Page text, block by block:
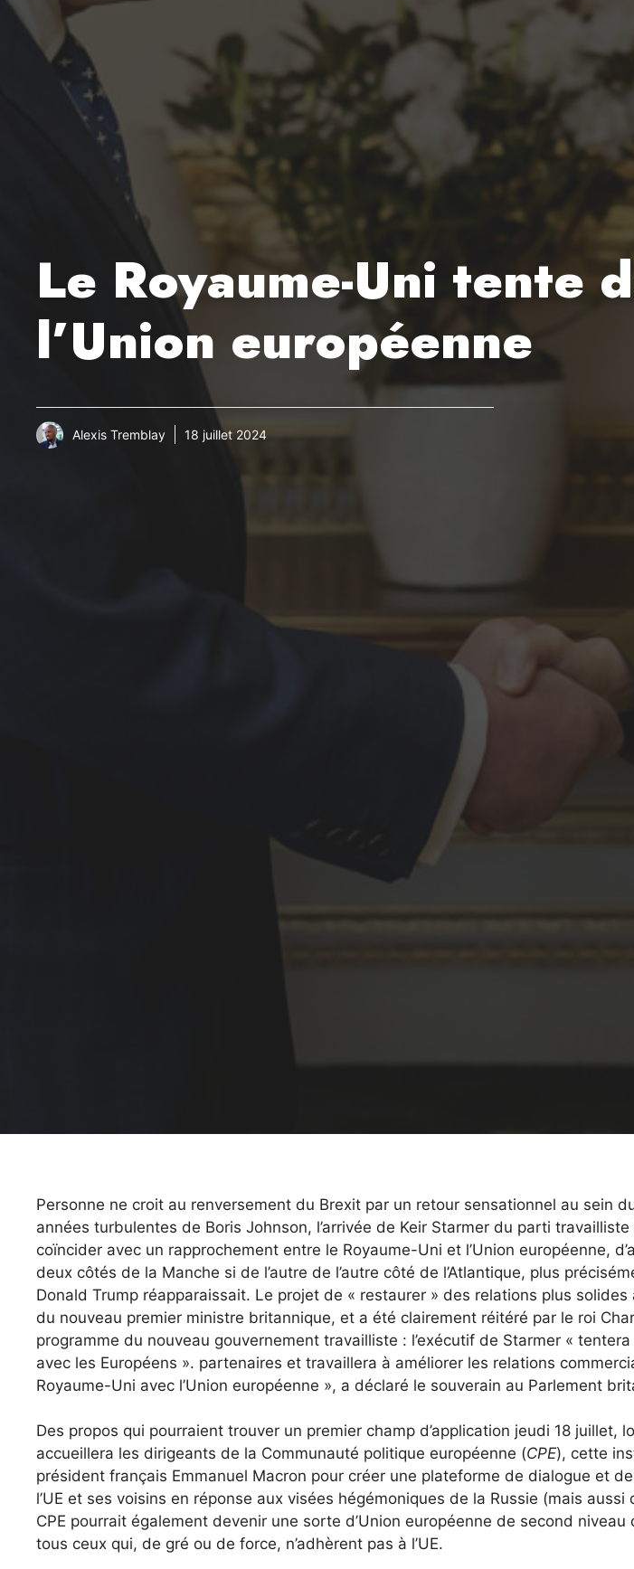
Le Royaume-Uni tente
l’Union européenne
Alexis Tremblay 18 juillet 2024
Personne ne croit au renversement du Brexit par un retour sensationnel au sein
années turbulentes de Boris Johnson, l’arrivée de Keir Starmer du parti
coïncider avec un rapprochement entre le Royaume-Uni et l’Union européenne,
deux côtés de la Manche si de l’autre de l’autre côté de l’Atlantique, plus
Donald Trump réapparaissait. Le projet de « restaurer » des relations plus solides
du nouveau premier ministre britannique, et a été clairement réitéré par le roi
programme du nouveau gouvernement travailliste : l’exécutif de Starmer «
avec les Européens ». partenaires et travaillera à améliorer les relations
Royaume-Uni avec l’Union européenne », a déclaré le souverain au Parlement
Des propos qui pourraient trouver un premier champ d’application jeudi 18 juillet,
accueillera les dirigeants de la Communauté politique européenne (CPE), cette
président français Emmanuel Macron pour créer une plateforme de dialogue et
l’UE et ses voisins en réponse aux visées hégémoniques de la Russie (mais
CPE pourrait également devenir une sorte d’Union européenne de second
tous ceux qui, de gré ou de force, n’adhèrent pas à l’UE.